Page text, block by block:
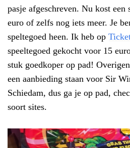
pasje afgeschreven. Nu kost een
euro of zelfs nog iets meer. Je
speltegoed heen. Ik heb op
speeltegoed gekocht voor 15
stuk goedkoper op pad!
een aanbieding staan voor Sir
Schiedam, dus ga je op pad,
soort sites.